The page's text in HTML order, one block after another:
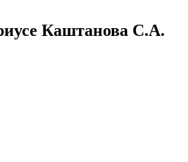
Каштанова С.А.